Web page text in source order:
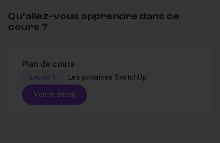
Qu’allez-vous apprendre dans ce
cours ?
Plan de cours
Leçon 1 Les punaises SketchUp
Voir le détail